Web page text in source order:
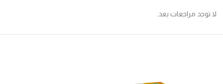
لا توجد مراجعات بعد.